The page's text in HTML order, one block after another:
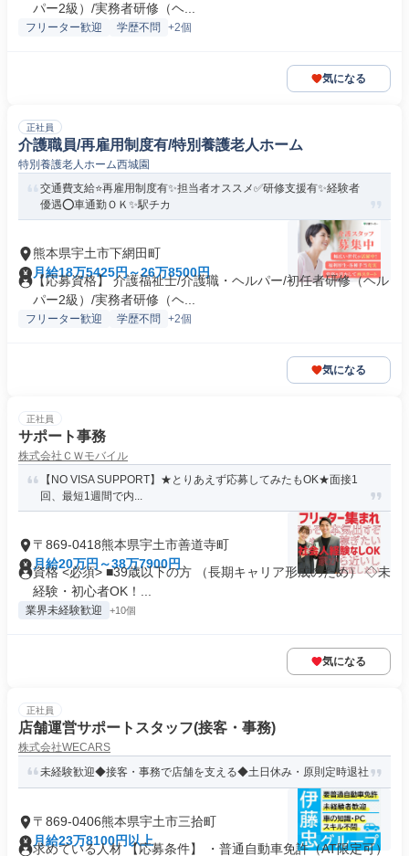
パー2級）/実務者研修（ヘ...
フリーター歓迎 学歴不問 +2個
気になる
正社員
介護職員/再雇用制度有/特別養護老人ホーム
特別養護老人ホーム西城園
交通費支給⭐️再雇用制度有✨担当者オススメ✅️研修支援有✨経験者
優遇⭕️車通勤ＯＫ✨駅チカ
熊本県宇土市下網田町
月給18万5425円～26万8500円
【応募資格】 介護福祉士/介護職・ヘルパー/初任者研修（ヘル
パー2級）/実務者研修（ヘ...
フリーター歓迎 学歴不問 +2個
気になる
正社員
サポート事務
株式会社ＣＷモバイル
【NO VISA SUPPORT】★とりあえず応募してみたもOK★面接1
回、最短1週間で内...
〒869-0418熊本県宇土市善道寺町
月給20万円～38万7900円
資格 <必須> ■39歳以下の方 （長期キャリア形成のため） ◇未
経験・初心者OK！...
業界未経験歓迎 +10個
気になる
正社員
店舗運営サポートスタッフ(接客・事務)
株式会社WECARS
未経験歓迎◆接客・事務で店舗を支える◆土日休み・原則定時退社
〒869-0406熊本県宇土市三拾町
月給23万8100円以上
求めている人材 【応募条件】 ・普通自動車免許（AT限定可）